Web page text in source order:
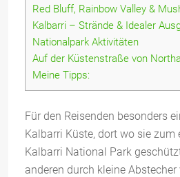
Red Bluff, Rainbow Valley &
Kalbarri – Strände & Idealer
Nationalpark Aktivitäten
Auf der Küstenstraße von
Meine Tipps:
Für den Reisenden besonders
Kalbarri Küste, dort wo sie zum
Kalbarri National Park
anderen durch kleine Abstecher